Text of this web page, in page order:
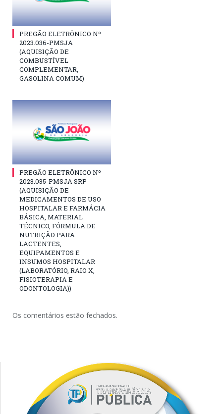
PREGÃO ELETRÔNICO Nº
2023.036-PMSJA
(AQUISIÇÃO DE
COMBUSTÍVEL
COMPLEMENTAR,
GASOLINA COMUM)
PREGÃO ELETRÔNICO Nº
2023.035-PMSJA SRP
(AQUISIÇÃO DE
MEDICAMENTOS DE USO
HOSPITALAR E FARMÁCIA
BÁSICA, MATERIAL
TÉCNICO, FÓRMULA DE
NUTRIÇÃO PARA
LACTENTES,
EQUIPAMENTOS E
INSUMOS HOSPITALAR
(LABORATÓRIO, RAIO X,
FISIOTERAPIA E
ODONTOLOGIA))
Os comentários estão fechados.